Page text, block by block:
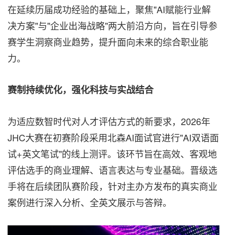
在延续历届成功经验的基础上，聚焦"AI赋能行业解
决方案"与"企业出海战略"两大前沿方向，旨在引导参
赛学生洞察商业趋势，提升面向未来的综合职业能
力。
赛制持续优化，强化科技与实战结合
为适应数智时代对人才评估方式的新要求，2026年
JHC大赛在初赛阶段采用北森AI面试官进行"AI双语面
试+英文笔试"的线上测评。该环节旨在高效、客观地
评估选手的商业理解、语言表达与专业基础。晋级选
手将在后续团队赛阶段，针对主办方发布的真实商业
案例进行深入分析、全英文展示与答辩。